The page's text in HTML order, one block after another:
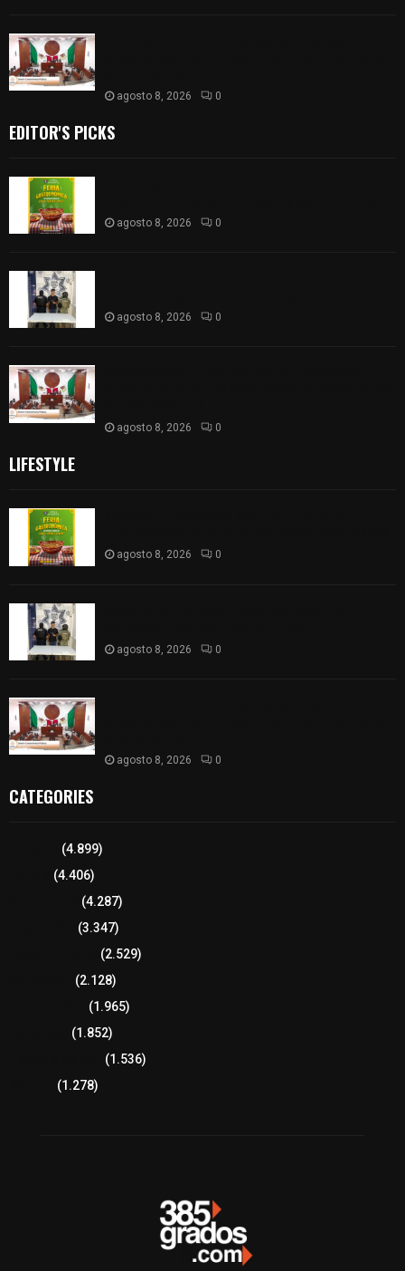
agosto 8, 2026 0
EDITOR'S PICKS
agosto 8, 2026 0
agosto 8, 2026 0
agosto 8, 2026 0
LIFESTYLE
agosto 8, 2026 0
agosto 8, 2026 0
agosto 8, 2026 0
CATEGORIES
(4.899)
(4.406)
(4.287)
(3.347)
(2.529)
(2.128)
(1.965)
(1.852)
(1.536)
(1.278)